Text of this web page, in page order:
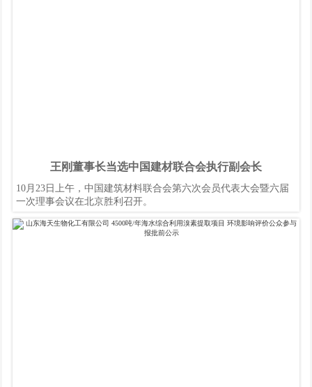
王刚董事长当选中国建材联合会执行副会长
10月23日上午，中国建筑材料联合会第六次会员代表大会暨六届
一次理事会议在北京胜利召开。